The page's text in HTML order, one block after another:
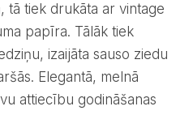
tā tiek drukāta ar vintage
papīra. Tālāk tiek
izaijāta sauso ziedu
Elegantā, melnā
attiecību godināšanas